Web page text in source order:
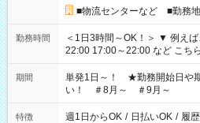
■物流センターなど ■勤務
勤務時間
＜1日3時間～OK！＞ ▼ 例えば… ▼ 15:00～18:00 15:00～
22:00 17:00～22:00 など こちら以外の時間もお気軽にご相談く
ださい！
期間
単発1日～！ ★勤務開始日や
い！ ＃8月～ ＃9月～
特徴 週1日からOK / 日払いOK / 履